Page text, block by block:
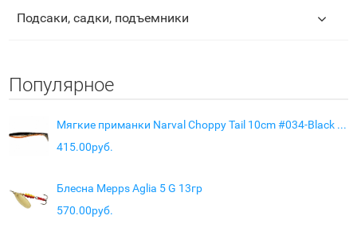
Подсаки, садки, подъемники
Популярное
Мягкие приманки Narval Choppy Tail 10cm #034-Black Prince
415.00руб.
Блесна Mepps Aglia 5 G 13гр
570.00руб.